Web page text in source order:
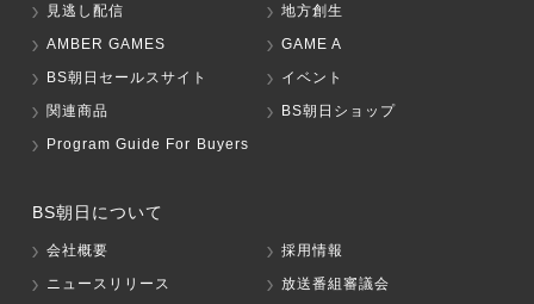
見逃し配信
地方創生
AMBER GAMES
GAME A
BS朝日セールスサイト
イベント
関連商品
BS朝日ショップ
Program Guide For Buyers
BS朝日について
会社概要
採用情報
ニュースリリース
放送番組審議会